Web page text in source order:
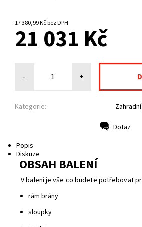
17 380,99 Kč bez DPH
21 031 Kč
- +
Kategorie:
Dotaz
Popis
Diskuze
OBSAH BALENÍ
V balení je vše co budete potřebovat
rám brány
sloupky